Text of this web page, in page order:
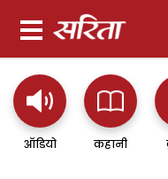
ऑडियो कहानी